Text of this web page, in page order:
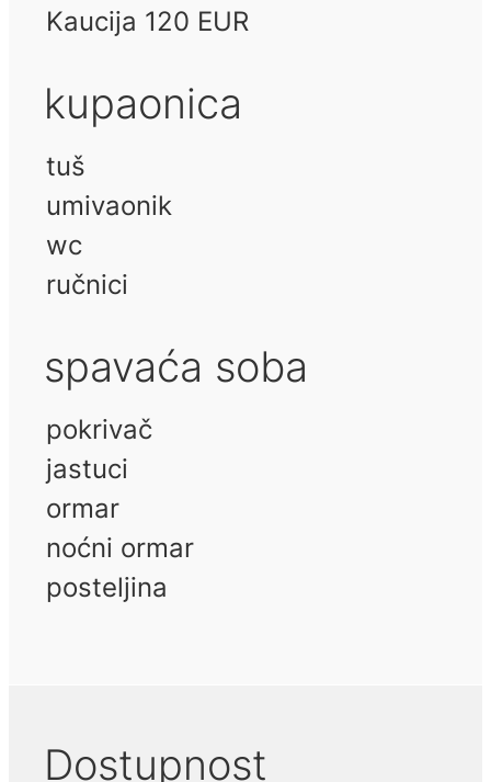
Kaucija 120 EUR
kupaonica
tuš
umivaonik
wc
ručnici
spavaća soba
pokrivač
jastuci
ormar
noćni ormar
posteljina
Dostupnost